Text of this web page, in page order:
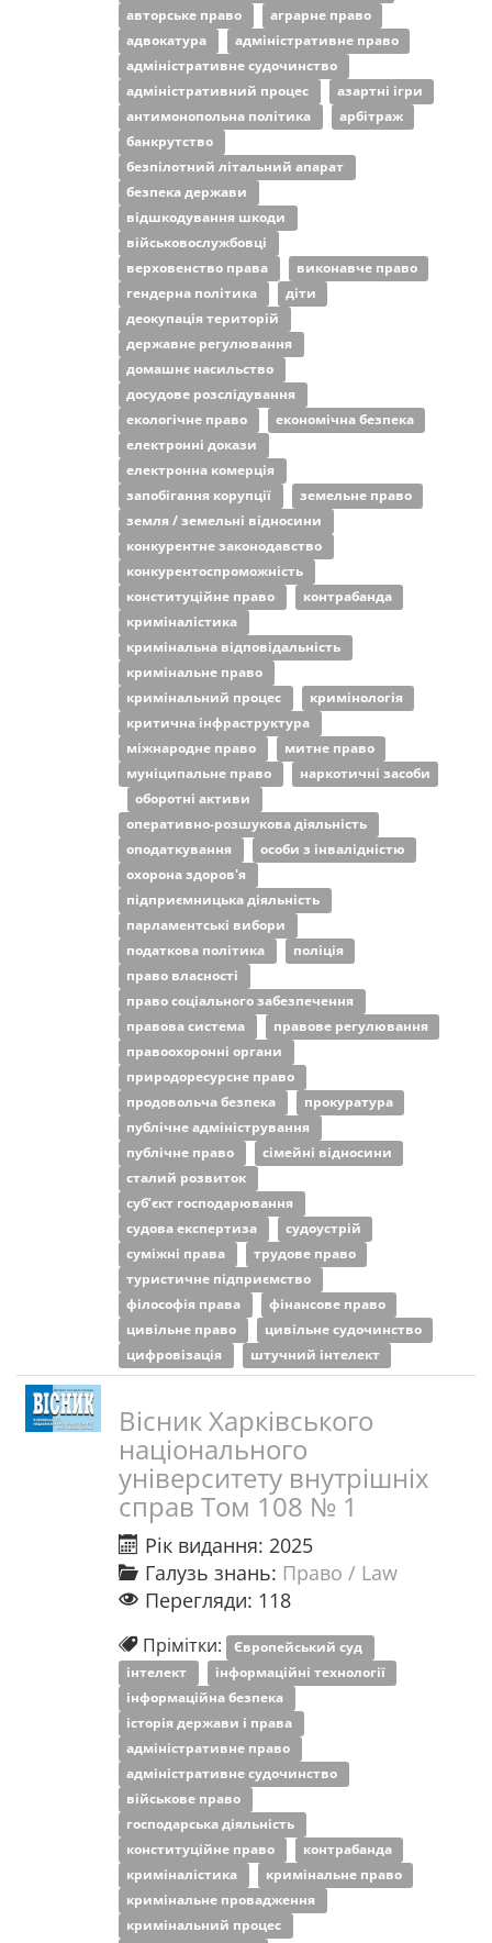
авторське право
аграрне право
адвокатура
адміністративне право
адміністративне судочинство
адміністративний процес
азартні ігри
антимонопольна політика
арбітраж
банкрутство
безпілотний літальний апарат
безпека держави
відшкодування шкоди
військовослужбовці
верховенство права
виконавче право
гендерна політика
діти
деокупація територій
державне регулювання
домашнє насильство
досудове розслідування
екологічне право
економічна безпека
електронні докази
електронна комерція
запобігання корупції
земельне право
земля / земельні відносини
конкурентне законодавство
конкурентоспроможність
конституційне право
контрабанда
криміналістика
кримінальна відповідальність
кримінальне право
кримінальний процес
кримінологія
критична інфраструктура
міжнародне право
митне право
муніципальне право
наркотичні засоби
оборотні активи
оперативно-розшукова діяльність
оподаткування
особи з інвалідністю
охорона здоров'я
підприємницька діяльність
парламентські вибори
податкова політика
поліція
право власності
право соціального забезпечення
правова система
правове регулювання
правоохоронні органи
природоресурсне право
продовольча безпека
прокуратура
публічне адміністрування
публічне право
сімейні відносини
сталий розвиток
суб’єкт господарювання
судова експертиза
судоустрій
суміжні права
трудове право
туристичне підприємство
філософія права
фінансове право
цивільне право
цивільне судочинство
цифровізація
штучний інтелект
Вісник Харківського
національного
університету внутрішніх
справ Том 108 № 1
Рік видання: 2025
Галузь знань: Право / Law
Перегляди: 118
Прімітки: Європейський суд
інтелект
інформаційні технології
інформаційна безпека
історія держави і права
адміністративне право
адміністративне судочинство
військове право
господарська діяльність
конституційне право
контрабанда
криміналістика
кримінальне право
кримінальне провадження
кримінальний процес